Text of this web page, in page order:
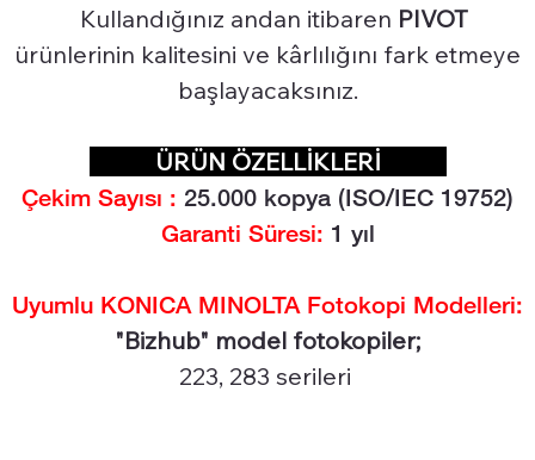
Kullandığınız andan itibaren PIVOT
ürünlerinin kalitesini ve kârlılığını fark etmeye
başlayacaksınız.
ÜRÜN ÖZELLİKLERİ
Çekim Sayısı : 25.000 kopya (ISO/IEC 19752)
Garanti Süresi: 1 yıl
Uyumlu KONICA MINOLTA Fotokopi Modelleri:
"Bizhub" model fotokopiler;
223, 283 serileri